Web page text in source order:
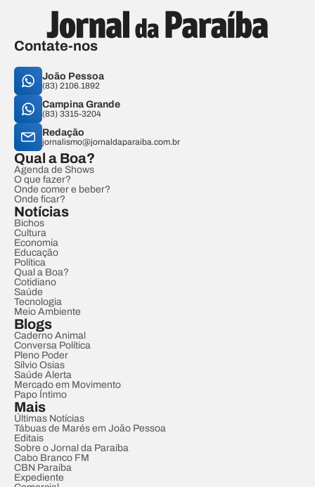
Contate-nos
João Pessoa
(83) 2106.1892
Campina Grande
(83) 3315-3204
Redação
jornalismo@jornaldaparaiba.com.br
Qual a Boa?
Agenda de Shows
O que fazer?
Onde comer e beber?
Onde ficar?
Notícias
Bichos
Cultura
Economia
Educação
Política
Qual a Boa?
Cotidiano
Saúde
Tecnologia
Meio Ambiente
Blogs
Caderno Animal
Conversa Política
Pleno Poder
Sílvio Osias
Saúde Alerta
Mercado em Movimento
Papo Íntimo
Mais
Últimas Notícias
Tábuas de Marés em João Pessoa
Editais
Sobre o Jornal da Paraíba
Cabo Branco FM
CBN Paraíba
Expediente